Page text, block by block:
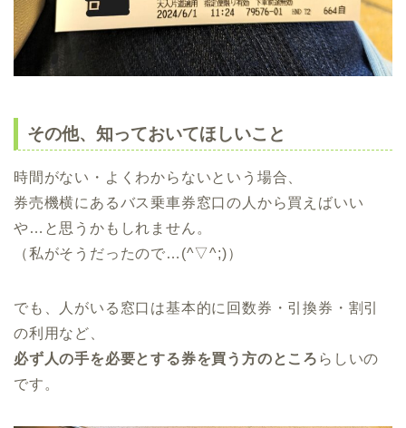
その他、知っておいてほしいこと
時間がない・よくわからないという場合、
券売機横にあるバス乗車券窓口の人から買えばいい
や…と思うかもしれません。
（私がそうだったので…(^▽^;)）
でも、人がいる窓口は基本的に回数券・引換券・割引
の利用など、
必ず人の手を必要とする券を買う方のところ らしいの
です。